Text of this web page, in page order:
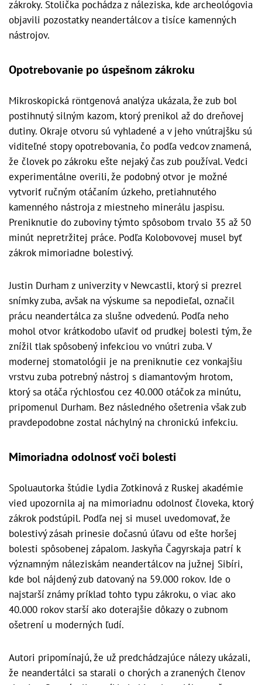
zákroky. Stolička pochádza z náleziska, kde archeológovia
objavili pozostatky neandertálcov a tisíce kamenných
nástrojov.
Opotrebovanie po úspešnom zákroku
Mikroskopická röntgenová analýza ukázala, že zub bol
postihnutý silným kazom, ktorý prenikol až do dreňovej
dutiny. Okraje otvoru sú vyhladené a v jeho vnútrajšku sú
viditeľné stopy opotrebovania, čo podľa vedcov znamená,
že človek po zákroku ešte nejaký čas zub používal. Vedci
experimentálne overili, že podobný otvor je možné
vytvoriť ručným otáčaním úzkeho, pretiahnutého
kamenného nástroja z miestneho minerálu jaspisu.
Preniknutie do zuboviny týmto spôsobom trvalo 35 až 50
minút nepretržitej práce. Podľa Kolobovovej musel byť
zákrok mimoriadne bolestivý.
Justin Durham z univerzity v Newcastli, ktorý si prezrel
snímky zuba, avšak na výskume sa nepodieľal, označil
prácu neandertálca za slušne odvedenú. Podľa neho
mohol otvor krátkodobo uľaviť od prudkej bolesti tým, že
znížil tlak spôsobený infekciou vo vnútri zuba. V
modernej stomatológii je na preniknutie cez vonkajšiu
vrstvu zuba potrebný nástroj s diamantovým hrotom,
ktorý sa otáča rýchlosťou cez 40.000 otáčok za minútu,
pripomenul Durham. Bez následného ošetrenia však zub
pravdepodobne zostal náchylný na chronickú infekciu.
Mimoriadna odolnosť voči bolesti
Spoluautorka štúdie Lydia Zotkinová z Ruskej akadémie
vied upozornila aj na mimoriadnu odolnosť človeka, ktorý
zákrok podstúpil. Podľa nej si musel uvedomovať, že
bolestivý zásah prinesie dočasnú úľavu od ešte horšej
bolesti spôsobenej zápalom. Jaskyňa Čagyrskaja patrí k
významným náleziskám neandertálcov na južnej Sibíri,
kde bol nájdený zub datovaný na 59.000 rokov. Ide o
najstarší známy príklad tohto typu zákroku, o viac ako
40.000 rokov starší ako doterajšie dôkazy o zubnom
ošetrení u moderných ľudí.
Autori pripomínajú, že už predchádzajúce nálezy ukázali,
že neandertálci sa starali o chorých a zranených členov